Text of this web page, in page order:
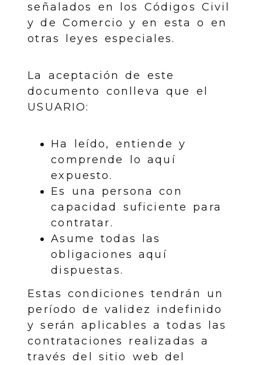
señalados en los Códigos Civil
y de Comercio y en esta o en
otras leyes especiales.
La aceptación de este
documento conlleva que el
USUARIO:
Ha leído, entiende y
comprende lo aquí
expuesto.
Es una persona con
capacidad suficiente para
contratar.
Asume todas las
obligaciones aquí
dispuestas.
Estas condiciones tendrán un
período de validez indefinido
y serán aplicables a todas las
contrataciones realizadas a
través del sitio web del